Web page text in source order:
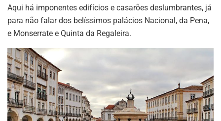
Aqui há imponentes edifícios e casarões deslumbrantes, já
para não falar dos belíssimos palácios Nacional, da Pena,
e Monserrate e Quinta da Regaleira.